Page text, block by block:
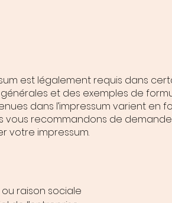
est légalement requis dans
et des exemples de
dans l’impressum varient
vous recommandons de
votre impressum.
raison sociale